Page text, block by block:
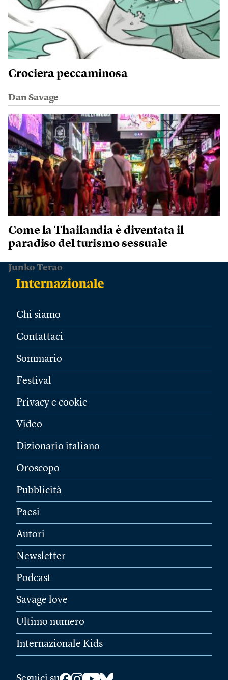
Crociera peccaminosa
Dan Savage
Come la Thailandia è diventata il
paradiso del turismo sessuale
Junko Terao
Chi siamo
Contattaci
Sommario
Festival
Privacy e cookie
Video
Dizionario italiano
Oroscopo
Pubblicità
Paesi
Autori
Newsletter
Podcast
Savage love
Ultimo numero
Internazionale Kids